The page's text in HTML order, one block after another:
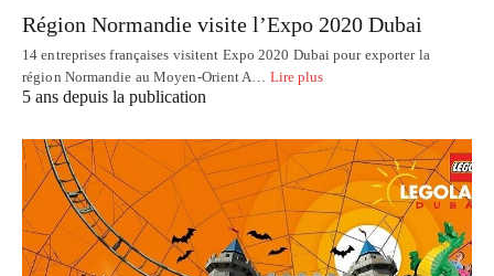
Région Normandie visite l’Expo 2020 Dubai
14 entreprises françaises visitent Expo 2020 Dubai pour exporter la
région Normandie au Moyen-Orient A… Lire plus
5 ans depuis la publication